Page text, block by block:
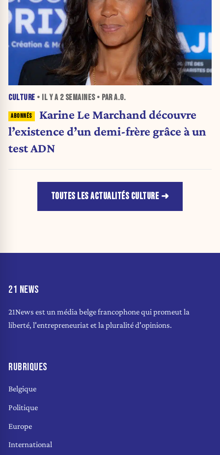
CULTURE • IL Y A 2 SEMAINES• PAR A.G.
Karine Le Marchand découvre
l’existence d’un demi-frère grâce à un
test ADN
TOUTES LES ACTUALITÉS CULTURE
21 NEWS
21News est un média belge francophone qui promeut la
liberté, l'entrepreneuriat et la pluralité d'opinions.
RUBRIQUES
Belgique
Politique
Europe
International